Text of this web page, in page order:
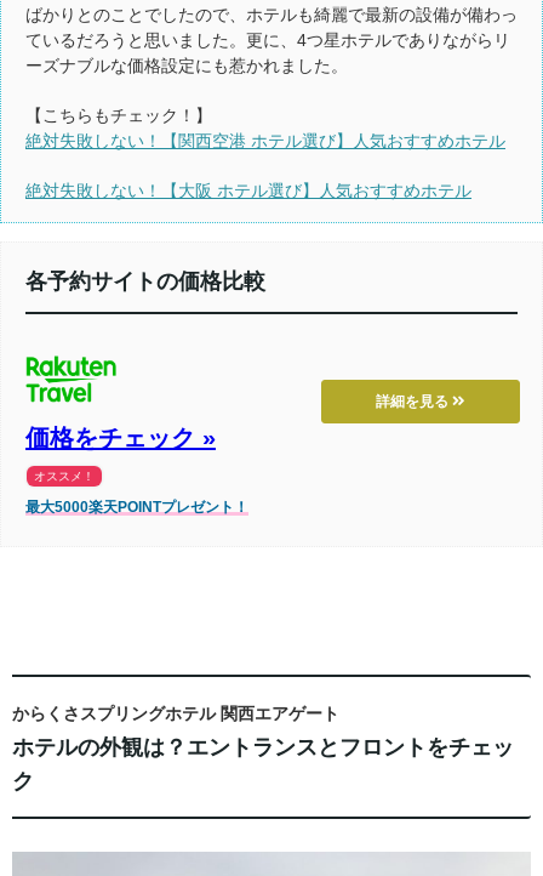
ばかりとのことでしたので、ホテルも綺麗で最新の設備が備わっ
ているだろうと思いました。更に、4つ星ホテルでありながらリ
ーズナブルな価格設定にも惹かれました。
【こちらもチェック！】
絶対失敗しない！【関西空港 ホテル選び】人気おすすめホテル
絶対失敗しない！【大阪 ホテル選び】人気おすすめホテル
各予約サイトの価格比較
詳細を見る
価格をチェック »
オススメ！
最大5000楽天POINTプレゼント！
からくさスプリングホテル 関西エアゲート
ホテルの外観は？エントランスとフロントをチェッ
ク